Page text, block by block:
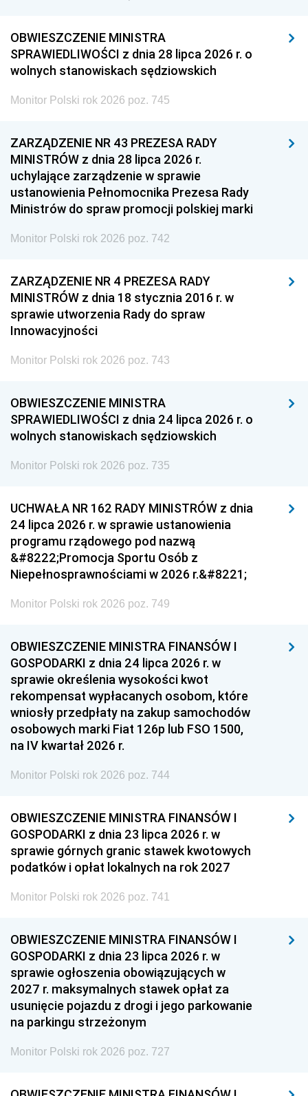
OBWIESZCZENIE MINISTRA
SPRAWIEDLIWOŚCI z dnia 28 lipca 2026 r. o
wolnych stanowiskach sędziowskich
Monitor Polski rok 2026 poz. 745
ZARZĄDZENIE NR 43 PREZESA RADY
MINISTRÓW z dnia 28 lipca 2026 r.
uchylające zarządzenie w sprawie
ustanowienia Pełnomocnika Prezesa Rady
Ministrów do spraw promocji polskiej marki
Monitor Polski rok 2026 poz. 742
ZARZĄDZENIE NR 4 PREZESA RADY
MINISTRÓW z dnia 18 stycznia 2016 r. w
sprawie utworzenia Rady do spraw
Innowacyjności
Monitor Polski rok 2026 poz. 743
OBWIESZCZENIE MINISTRA
SPRAWIEDLIWOŚCI z dnia 24 lipca 2026 r. o
wolnych stanowiskach sędziowskich
Monitor Polski rok 2026 poz. 735
UCHWAŁA NR 162 RADY MINISTRÓW z dnia
24 lipca 2026 r. w sprawie ustanowienia
programu rządowego pod nazwą
&#8222;Promocja Sportu Osób z
Niepełnosprawnościami w 2026 r.&#8221;
Monitor Polski rok 2026 poz. 749
OBWIESZCZENIE MINISTRA FINANSÓW I
GOSPODARKI z dnia 24 lipca 2026 r. w
sprawie określenia wysokości kwot
rekompensat wypłacanych osobom, które
wniosły przedpłaty na zakup samochodów
osobowych marki Fiat 126p lub FSO 1500,
na IV kwartał 2026 r.
Monitor Polski rok 2026 poz. 744
OBWIESZCZENIE MINISTRA FINANSÓW I
GOSPODARKI z dnia 23 lipca 2026 r. w
sprawie górnych granic stawek kwotowych
podatków i opłat lokalnych na rok 2027
Monitor Polski rok 2026 poz. 741
OBWIESZCZENIE MINISTRA FINANSÓW I
GOSPODARKI z dnia 23 lipca 2026 r. w
sprawie ogłoszenia obowiązujących w
2027 r. maksymalnych stawek opłat za
usunięcie pojazdu z drogi i jego parkowanie
na parkingu strzeżonym
Monitor Polski rok 2026 poz. 727